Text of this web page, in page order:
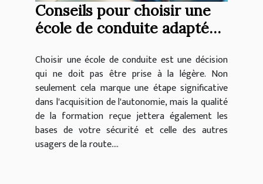
Conseils pour choisir une
école de conduite adaptée
Choisir une école de conduite est une décision
qui ne doit pas être prise à la légère. Non
seulement cela marque une étape significative
dans l'acquisition de l'autonomie, mais la qualité
de la formation reçue jettera également les
bases de votre sécurité et celle des autres
usagers de la route....